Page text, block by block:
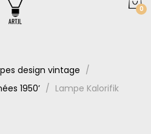
0
design vintage
1950’
Lampe Kalorifik